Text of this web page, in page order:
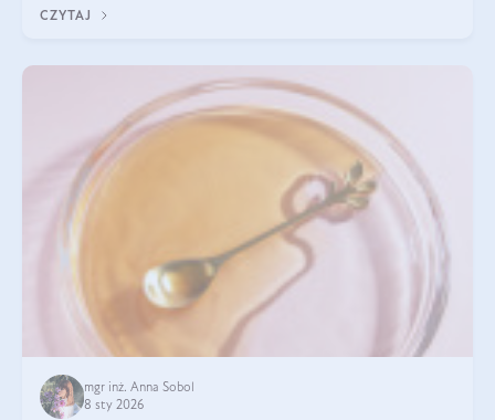
osłabienie włosów.
CZYTAJ
mgr inż. Anna Sobol
8 sty 2026